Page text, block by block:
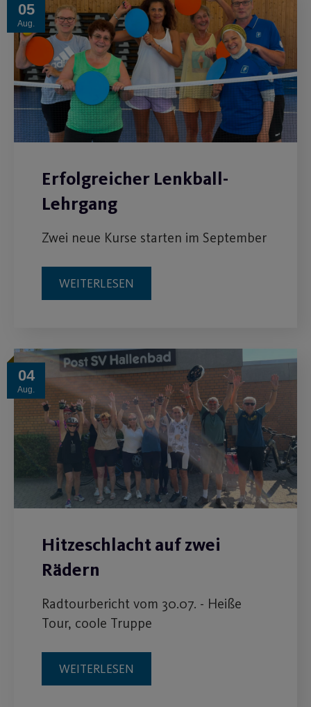
05
Aug.
Erfolgreicher Lenkball-
Lehrgang
Zwei neue Kurse starten im September
WEITERLESEN
04
Aug.
Hitzeschlacht auf zwei
Rädern
Radtourbericht vom 30.07. - Heiße
Tour, coole Truppe
WEITERLESEN